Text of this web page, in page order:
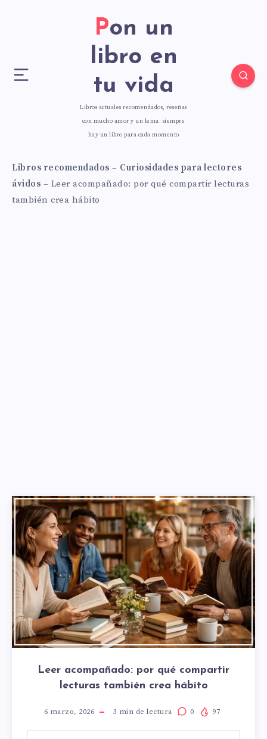
Pon un
libro en
tu vida
Libros actuales recomendados, reseñas
con mucho amor y un lema: siempre
hay un libro para cada momento
Libros recomendados – Curiosidades para lectores
ávidos – Leer acompañado: por qué compartir lecturas
también crea hábito
Leer acompañado: por qué compartir
lecturas también crea hábito
6 marzo, 2026 3 min de lectura 0 97